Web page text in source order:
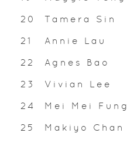
20 Tamera Sin
21 Annie Lau
22 Agnes Bao
23 Vivian Lee
24 Mei Mei Fung
25 Makiyo Chan